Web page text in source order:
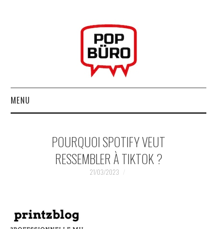
MENU
MUSIQUESACTUELLES.NET
INDÉPENDANTS
POURQUOI SPOTIFY VEUT
RESSEMBLER À TIKTOK ?
21/03/2023